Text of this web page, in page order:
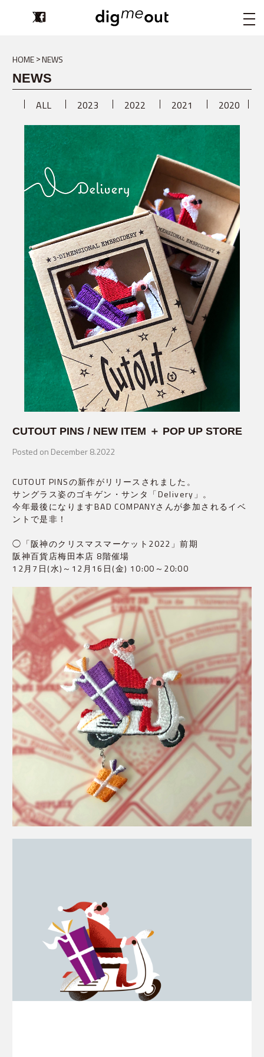
digmeout
HOME NEWS
NEWS
ALL 2023 2022 2021 2020
CUTOUT PINS / NEW ITEM ＋ POP UP STORE
Posted on December 8.2022
CUTOUT PINSの新作がリリースされました。
サングラス姿のゴキゲン・サンタ「Delivery」。
今年最後になりますBAD COMPANYさんが参加されるイベ
ントで是非！
◯「阪神のクリスマスマーケット2022」前期
阪神百貨店梅田本店 8階催場
12月7日(水)～12月16日(金) 10:00～20:00